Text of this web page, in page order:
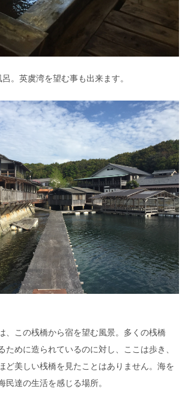
。英虞湾を望む事も出来ます。
、この桟橋から宿を望む風景。多くの桟橋
ために造られているのに対し、ここは歩き、
ど美しい桟橋を見たことはありません。海を
達の生活を感じる場所。